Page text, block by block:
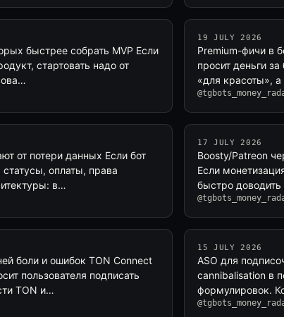
быстрее собрать MVP Если
стартовать надо от
19 JULY 2026
Premium-фичи в
просит деньги
«для красоты»,
от потери данных Если бот
оплаты, права
в…
17 JULY 2026
Boosty/Patreon
Если
быстро
боли и ошибок TON Connect
пользователя подписать
TON и…
15 JULY 2026
ASO для
cannibalisation в
формулировок.